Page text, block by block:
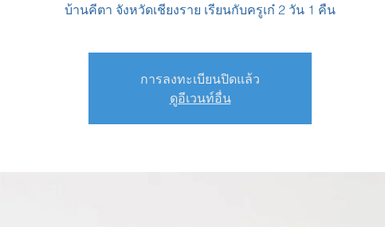
บ้านคีตา จังหวัดเชียงราย เรียนกับครูเก๋ 2 วัน 1 คืน
การลงทะเบียนปิดแล้ว
ดูอีเวนท์อื่น